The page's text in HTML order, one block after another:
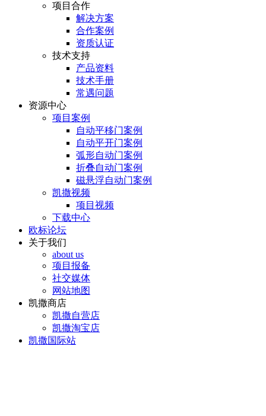
项目合作
解决方案
合作案例
资质认证
技术支持
产品资料
技术手册
常遇问题
资源中心
项目案例
自动平移门案例
自动平开门案例
弧形自动门案例
折叠自动门案例
磁悬浮自动门案例
凯撒视频
项目视频
下载中心
欧标论坛
关于我们
about us
项目报备
社交媒体
网站地图
凯撒商店
凯撒自营店
凯撒淘宝店
凯撒国际站